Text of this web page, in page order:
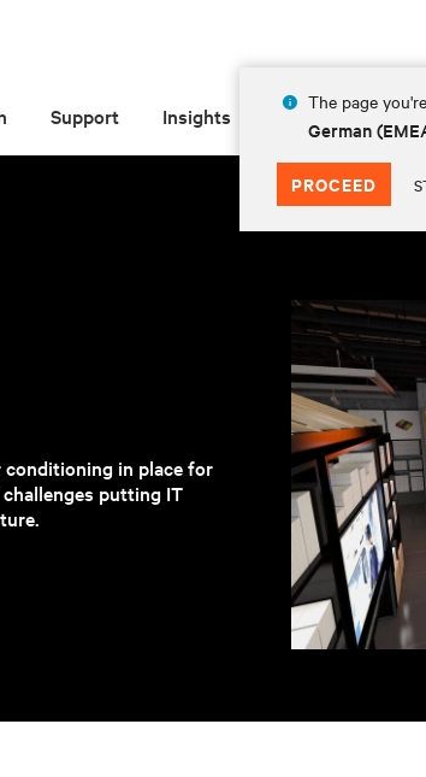
The page
German
PROCEED
Support Insights Über Vertiv
in place for
putting IT